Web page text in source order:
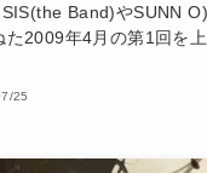
Band)やSUNN
2009年4月の第1回を
25